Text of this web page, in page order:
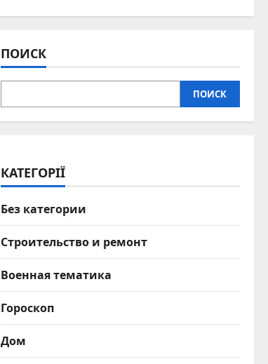
ПОИСК
ПОИСК
КАТЕГОРІЇ
Без категории
Строительство и ремонт
Военная тематика
Гороскоп
Дом